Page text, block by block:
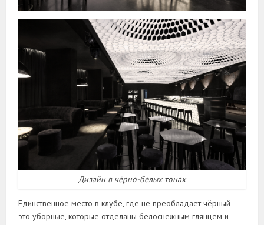
Дизайн в чёрно-белых тонах
Единственное место в клубе, где не преобладает чёрный –
это уборные, которые отделаны белоснежным глянцем и